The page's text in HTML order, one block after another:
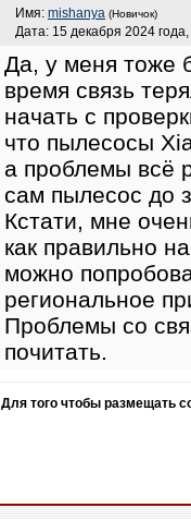
Имя: mishanya (Новичок)
Дата: 15 декабря 2024
Да, у меня тоже
время связь
начать с
что пылесосы
а проблемы всё
сам пылесос до
Кстати, мне
как правильно
можно
региональное
Проблемы со
почитать.
Для того чтобы размещать